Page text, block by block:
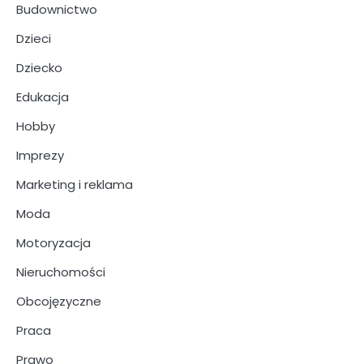
Budownictwo
Dzieci
Dziecko
Edukacja
Hobby
Imprezy
Marketing i reklama
Moda
Motoryzacja
Nieruchomości
Obcojęzyczne
Praca
Prawo